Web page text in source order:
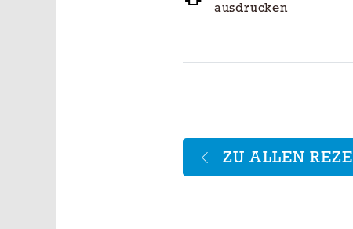
ausdrucken
ZU ALLEN